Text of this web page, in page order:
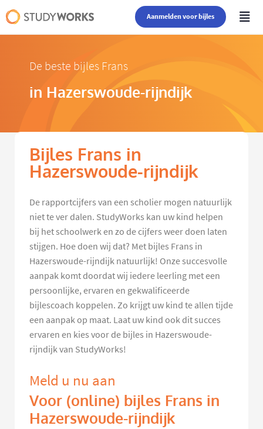
Aanmelden voor bijles
De beste bijles Frans
in Hazerswoude-rijndijk
Bijles Frans in
Hazerswoude-rijndijk
De rapportcijfers van een scholier mogen natuurlijk
niet te ver dalen. StudyWorks kan uw kind helpen
bij het schoolwerk en zo de cijfers weer doen laten
stijgen. Hoe doen wij dat? Met bijles Frans in
Hazerswoude-rijndijk natuurlijk! Onze succesvolle
aanpak komt doordat wij iedere leerling met een
persoonlijke, ervaren en gekwalificeerde
bijlescoach koppelen. Zo krijgt uw kind te allen tijde
een aanpak op maat. Laat uw kind ook dit succes
ervaren en kies voor de bijles in Hazerswoude-
rijndijk van StudyWorks!
Meld u nu aan
Voor (online) bijles Frans in
Hazerswoude-rijndijk